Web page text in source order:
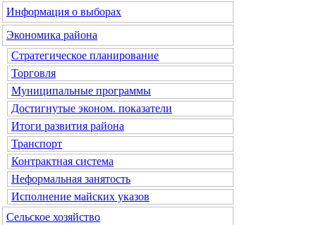
Информация о выборах
Экономика района
Стратегическое планирование
Торговля
Муниципальные программы
Достигнутые эконом. показатели
Итоги развития района
Транспорт
Контрактная система
Неформальная занятость
Исполнение майских указов
Сельское хозяйство